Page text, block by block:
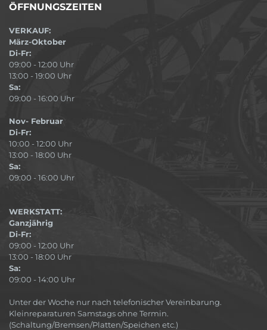
ÖFFNUNGSZEITEN
VERKAUF:
März-Oktober
Di-Fr:
09:00 - 12:00 Uhr
13:00 - 19:00 Uhr
Sa:
09:00 - 16:00 Uhr
Nov- Februar
Di-Fr:
10:00 - 12:00 Uhr
13:00 - 18:00 Uhr
Sa:
09:00 - 16:00 Uhr
WERKSTATT:
Ganzjährig
Di-Fr:
09:00 - 12:00 Uhr
13:00 - 18:00 Uhr
Sa:
09:00 - 14:00 Uhr
Unter der Woche nur nach telefonischer Vereinbarung.
Kleinreparaturen Samstags ohne Termin.
(Schaltung/Bremsen/Platten/Speichen etc.)